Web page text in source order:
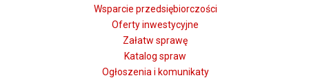
Wsparcie przedsiębiorczości
Oferty inwestycyjne
Załatw sprawę
Katalog spraw
Ogłoszenia i komunikaty